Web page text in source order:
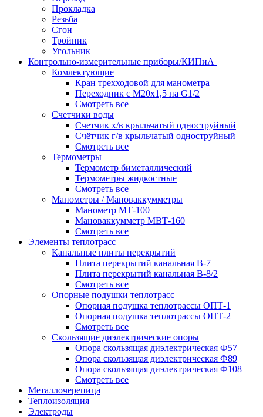
Прокладка
Резьба
Сгон
Тройник
Угольник
Контрольно-измерительные приборы/КИПиА
Комлектующие
Кран трехходовой для манометра
Переходник с М20х1,5 на G1/2
Смотреть все
Счетчики воды
Счетчик х/в крыльчатый одноструйный
Счётчик г/в крыльчатый одноструйный
Смотреть все
Термометры
Термометр биметаллический
Термометры жидкостные
Смотреть все
Манометры / Мановаккумметры
Манометр МТ-100
Мановаккумметр МВТ-160
Смотреть все
Элементы теплотрасс
Канальные плиты перекрытий
Плита перекрытий канальная В-7
Плита перекрытий канальная В-8/2
Смотреть все
Опорные подушки теплотрасс
Опорная подушка теплотрассы ОПТ-1
Опорная подушка теплотрассы ОПТ-2
Смотреть все
Скользящие диэлектрические опоры
Опора скользящая диэлектрическая Ф57
Опора скользящая диэлектрическая Ф89
Опора скользящая диэлектрическая Ф108
Смотреть все
Металлочерепица
Теплоизоляция
Электроды